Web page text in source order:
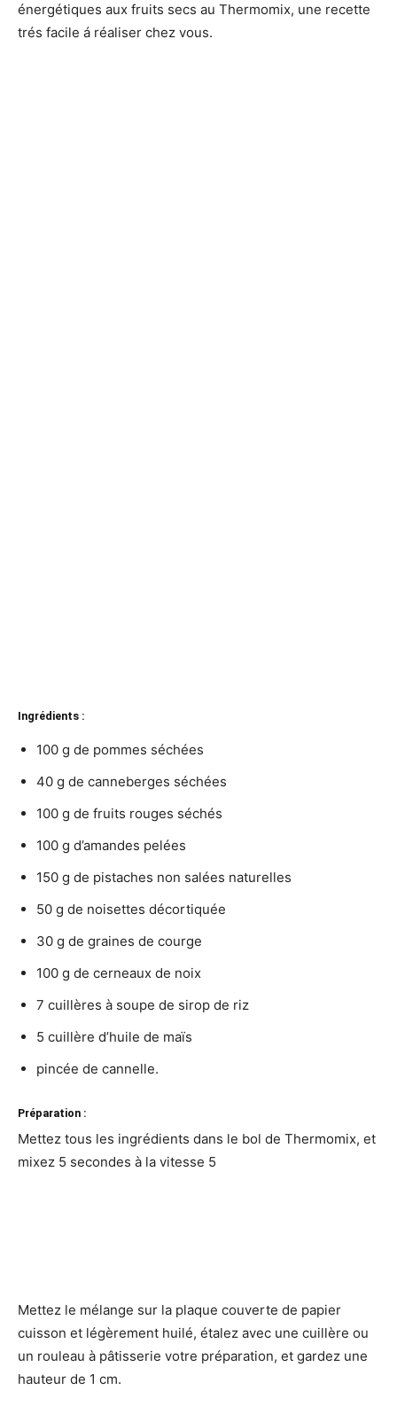
énergétiques aux fruits secs au Thermomix, une recette
trés facile á réaliser chez vous.
Ingrédients :
100 g de pommes séchées
40 g de canneberges séchées
100 g de fruits rouges séchés
100 g d’amandes pelées
150 g de pistaches non salées naturelles
50 g de noisettes décortiquée
30 g de graines de courge
100 g de cerneaux de noix
7 cuillères à soupe de sirop de riz
5 cuillère d’huile de maïs
pincée de cannelle.
Préparation :
Mettez tous les ingrédients dans le bol de Thermomix, et
mixez 5 secondes à la vitesse 5
Mettez le mélange sur la plaque couverte de papier
cuisson et légèrement huilé, étalez avec une cuillère ou
un rouleau à pâtisserie votre préparation, et gardez une
hauteur de 1 cm.